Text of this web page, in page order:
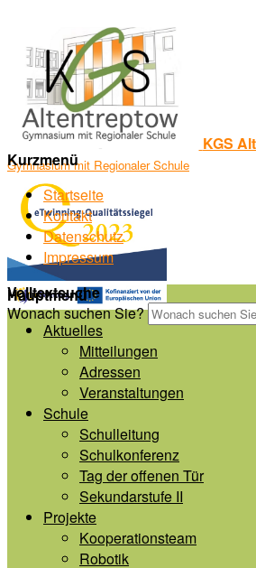
KGS
Gymnasium mit Regionaler Schule
Kurzmenü
Startseite
Kontakt
Datenschutz
Impressum
Volltextsuche
Wonach suchen Sie?
Hauptmenü
Aktuelles
Mitteilungen
Adressen
Veranstaltungen
Schule
Schulleitung
Schulkonferenz
Tag der offenen Tür
Sekundarstufe II
Projekte
Kooperationsteam
Robotik